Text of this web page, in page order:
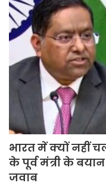
भारत में क्यों नहीं
के पूर्व मंत्री के
जवाब